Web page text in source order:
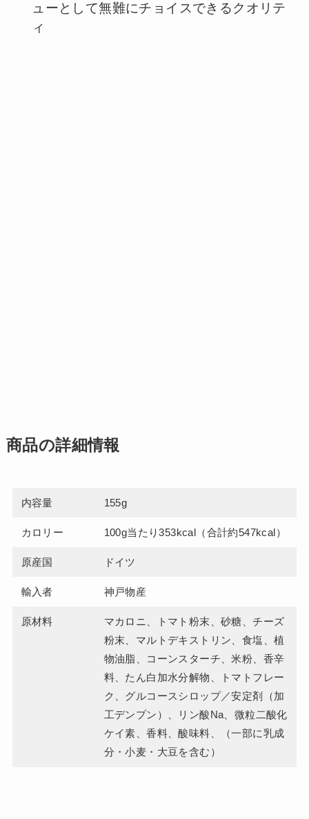
ューとして無難にチョイスできるクオリテ
ィ
商品の詳細情報
内容量 155g
カロリー 100g当たり353kcal（合計約547kcal）
原産国 ドイツ
輸入者 神戸物産
原材料
マカロニ、トマト粉末、砂糖、チーズ
粉末、マルトデキストリン、食塩、植
物油脂、コーンスターチ、米粉、香辛
料、たん白加水分解物、トマトフレー
ク、グルコースシロップ／安定剤（加
工デンプン）、リン酸Na、微粒二酸化
ケイ素、香料、酸味料、（一部に乳成
分・小麦・大豆を含む）